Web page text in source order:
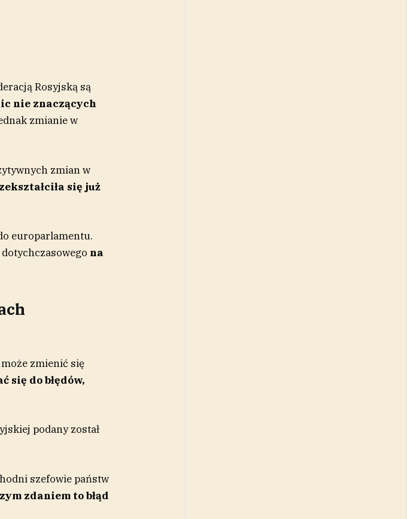
Rosyjską są
nie znaczących
zmianie w
zmian w
się już
europarlamentu.
na
zmienić się
się do błędów,
podany został
szefowie państw
zdaniem to błąd